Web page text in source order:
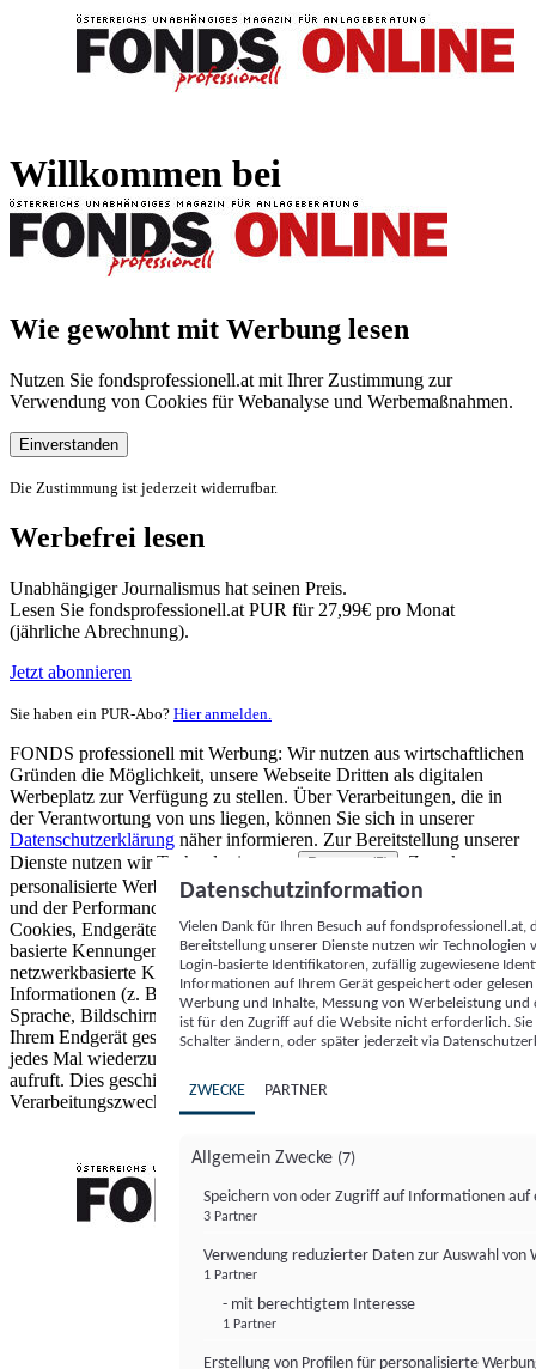
Willkommen bei
Wie gewohnt mit Werbung lesen
Nutzen Sie fondsprofessionell.at mit Ihrer Zustimmung zur
Verwendung von Cookies für Webanalyse und Werbemaßnahmen.
Einverstanden
Die Zustimmung ist jederzeit widerrufbar.
Werbefrei lesen
Unabhängiger Journalismus hat seinen Preis.
Lesen Sie fondsprofessionell.at PUR für 27,99€ pro Monat
(jährliche Abrechnung).
Jetzt abonnieren
Sie haben ein PUR-Abo? Hier anmelden.
FONDS professionell mit Werbung: Wir nutzen aus wirtschaftlichen
Gründen die Möglichkeit, unsere Webseite Dritten als digitalen
Werbeplatz zur Verfügung zu stellen. Über Verarbeitungen, die in
der Verantwortung von uns liegen, können Sie sich in unserer
Datenschutzerklärung näher informieren. Zur Bereitstellung unserer
Dienste nutzen wir Technologien von
Partnern (5)
. Zwecke:
personalisierte Werbung und Inhalte, Messung von Werbeleistung
und der Performance von Inhalten sowie Zielgruppenforschung.
Cookies, Endgeräte- oder ähnliche Online-Kennungen (z. B. login-
basierte Kennungen, zufällig generierte Kennungen,
netzwerkbasierte Kennungen) können zusammen mit anderen
Informationen (z. B. Browsertyp und Browserinformationen,
Sprache, Bildschirmgröße, unterstützte Technologien usw.) auf
Ihrem Endgerät gespeichert oder von dort ausgelesen werden, um es
jedes Mal wiederzuerkennen, wenn es eine App oder einer Webseite
aufruft. Dies geschieht für einen oder mehrere der hier aufgeführten
Verarbeitungszwecke.
Datenschutzinformation
Vielen Dank für Ihren Besuch auf
Bereitstellung unserer Dienste nutzen wir Technologien
Login-basierte Identifikatoren, zufällig zugewiesene
Informationen auf Ihrem Gerät gespeichert oder
Werbung und Inhalte, Messung von Werbeleistung
ist für den Zugriff auf die Website nicht erforderlich.
Schalter ändern, oder später jederzeit via
ZWECKE PARTNER
Allgemein Zwecke (7)
Speichern von oder Zugriff auf Informationen auf
3 Partner
Verwendung reduzierter Daten zur Auswahl von
1 Partner
- mit berechtigtem Interesse
1 Partner
Erstellung von Profilen für personalisierte
FONDS professionell